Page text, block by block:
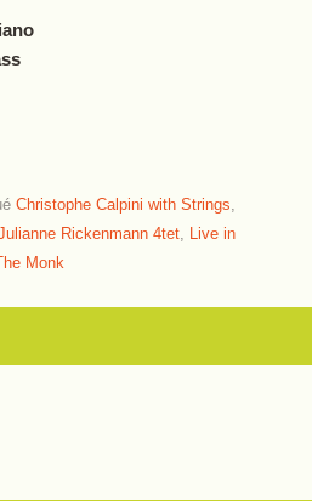
Christophe Calpini with Strings
Rickenmann 4tet,
Live in
Monk